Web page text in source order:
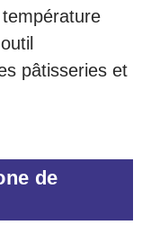
pâtisseries et
de